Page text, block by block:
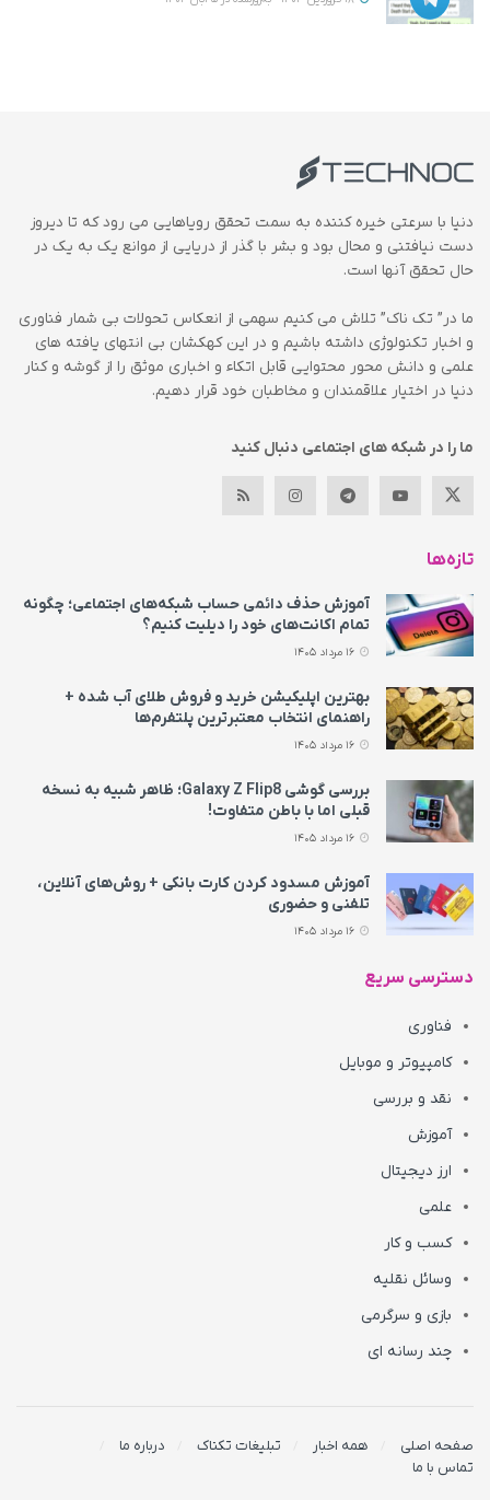
دنیا با سرعتی خیره کننده به سمت تحقق رویاهایی می رود که تا دیروز
دست نیافتنی و محال بود و بشر با گذر از دریایی از موانع یک به یک در
حال تحقق آنها است.
ما در” تک ناک” تلاش می کنیم سهمی از انعکاس تحولات بی شمار فناوری
و اخبار تکنولوژی داشته باشیم و در این کهکشان بی انتهای یافته های
علمی و دانش محور محتوایی قابل اتکاء و اخباری موثق را از گوشه و کنار
دنیا در اختیار علاقمندان و مخاطبان خود قرار دهیم.
ما را در شبکه های اجتماعی دنبال کنید
تازه‌ها
آموزش حذف دائمی حساب شبکه‌های اجتماعی؛ چگونه
تمام اکانت‌های خود را دیلیت کنیم؟
بهترین اپلیکیشن خرید و فروش طلای آب شده +
راهنمای انتخاب معتبرترین پلتفرم‌ها
بررسی گوشی Galaxy Z Flip8؛ ظاهر شبیه به نسخه
قبلی اما با باطن متفاوت!
آموزش مسدود کردن کارت بانکی + روش‌های آنلاین،
تلفنی و حضوری
دسترسی سریع
فناوری
کامپیوتر و موبایل
نقد و بررسی
آموزش
ارز دیجیتال
علمی
کسب و کار
وسائل نقلیه
بازی و سرگرمی
چند رسانه ای
صفحه اصلی همه اخبار تبلیغات تکناک
درباره ما
تماس با ما